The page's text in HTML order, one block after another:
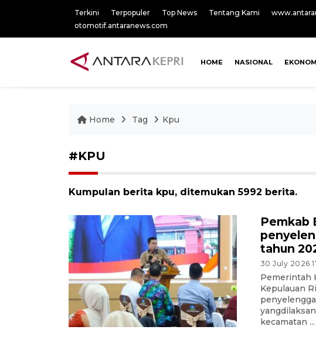
Terkini Terpopuler Top News Tentang Kami
otomotif.antaranews.com
HOME NASIONAL
Home Tag Kpu
#KPU
Kumpulan berita kpu, ditemukan 5992 berita.
Pemkab
tahun
30 July 2026
Pemerintah
Kepulauan
kecamatan ...